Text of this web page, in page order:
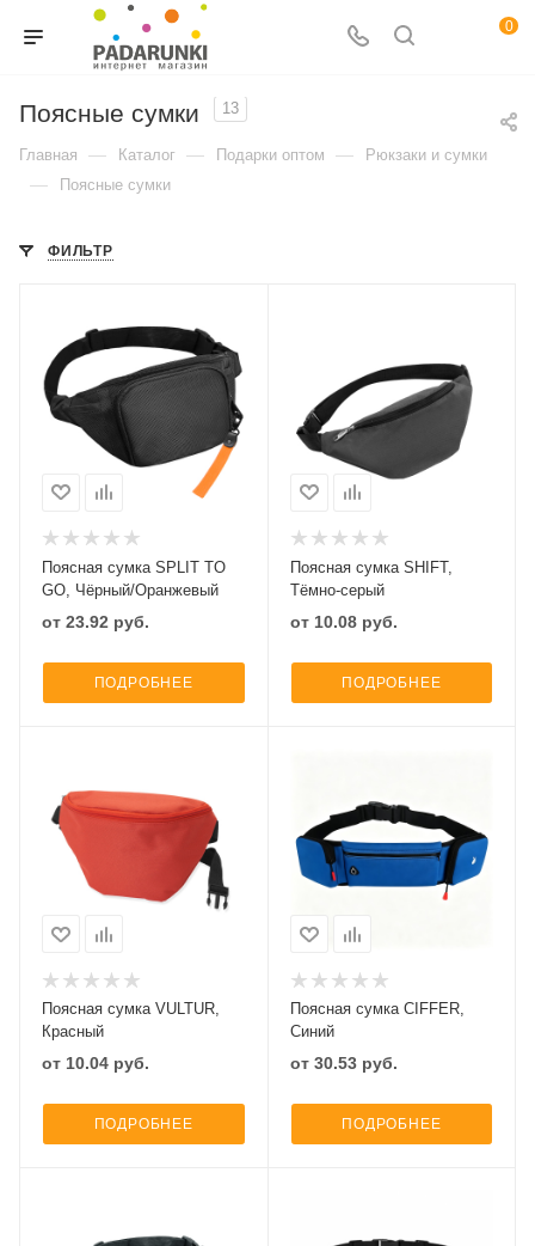
0
Поясные сумки 13
Главная — Каталог — Подарки оптом — Рюкзаки и сумки
— Поясные сумки
ФИЛЬТР
Поясная сумка SPLIT TO
GO, Чёрный/Оранжевый
от 23.92 руб.
ПОДРОБНЕЕ
Поясная сумка SHIFT,
Тёмно-серый
от 10.08руб.
ПОДРОБНЕЕ
Поясная сумка VULTUR,
Красный
от 10.04 руб.
ПОДРОБНЕЕ
Поясная сумка CIFFER,
Синий
от 30.53руб.
ПОДРОБНЕЕ